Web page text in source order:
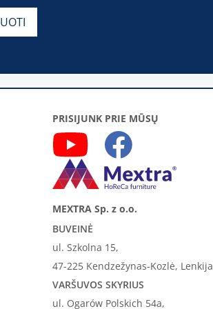
PRISIJUNK PRIE MŪSŲ
MEXTRA Sp. z o.o.
BUVEINĖ
ul. Szkolna 15,
47-225 Kendzežynas-Kozlė, Lenkija
VARŠUVOS SKYRIUS
ul. Ogarów Polskich 54a,